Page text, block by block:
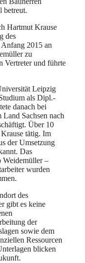
betreut.
Hartmut Krause
des
2015 an
zu
Vertreter und führte
Leipzig
als Dipl.-
danach bei
Sachsen nach
Über 10
tätig. Im
der Umsetzung
Das
–
wurden
des
gibt es keine
der
sowie dem
Ressourcen
blicken